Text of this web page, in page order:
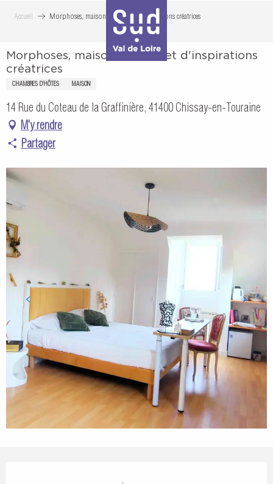
principal
Accueil Morphoses, maison d'hôtes et d'inspirations créatrices
Morphoses, maison d'hôtes et d'inspirations
créatrices
CHAMBRES D'HÔTES MAISON
14 Rue du Coteau de la Graffinière, 41400 Chissay-en-Touraine
M'y rendre
Partager